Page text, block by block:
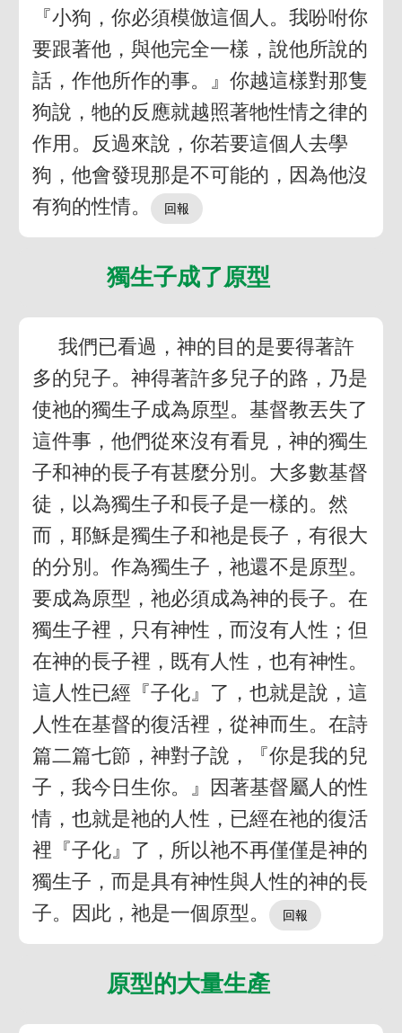
『小狗，你必須模倣這個人。我吩咐你
要跟著他，與他完全一樣，說他所說的
話，作他所作的事。』你越這樣對那隻
狗說，牠的反應就越照著牠性情之律的
作用。反過來說，你若要這個人去學
狗，他會發現那是不可能的，因為他沒
有狗的性情。
獨生子成了原型
我們已看過，神的目的是要得著許
多的兒子。神得著許多兒子的路，乃是
使祂的獨生子成為原型。基督教丟失了
這件事，他們從來沒有看見，神的獨生
子和神的長子有甚麼分別。大多數基督
徒，以為獨生子和長子是一樣的。然
而，耶穌是獨生子和祂是長子，有很大
的分別。作為獨生子，祂還不是原型。
要成為原型，祂必須成為神的長子。在
獨生子裡，只有神性，而沒有人性；但
在神的長子裡，既有人性，也有神性。
這人性已經『子化』了，也就是說，這
人性在基督的復活裡，從神而生。在詩
篇二篇七節，神對子說，『你是我的兒
子，我今日生你。』因著基督屬人的性
情，也就是祂的人性，已經在祂的復活
裡『子化』了，所以祂不再僅僅是神的
獨生子，而是具有神性與人性的神的長
子。因此，祂是一個原型。
原型的大量生產